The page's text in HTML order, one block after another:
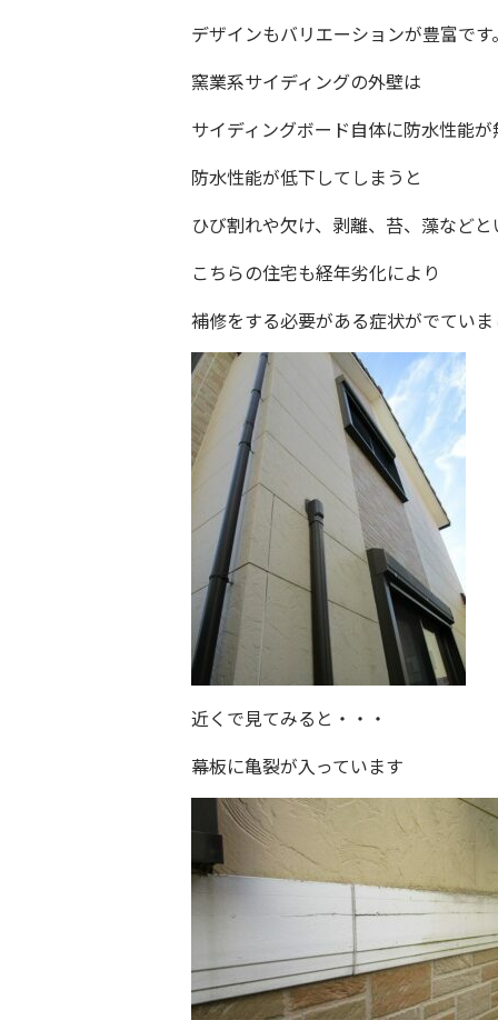
デザインもバリエーションが豊富です
窯業系サイディングの外壁は
サイディングボード自体に防水性能
防水性能が低下してしまうと
ひび割れや欠け、剥離、苔、藻など
こちらの住宅も経年劣化により
補修をする必要がある症状がでてい
近くで見てみると・・・
幕板に亀裂が入っています